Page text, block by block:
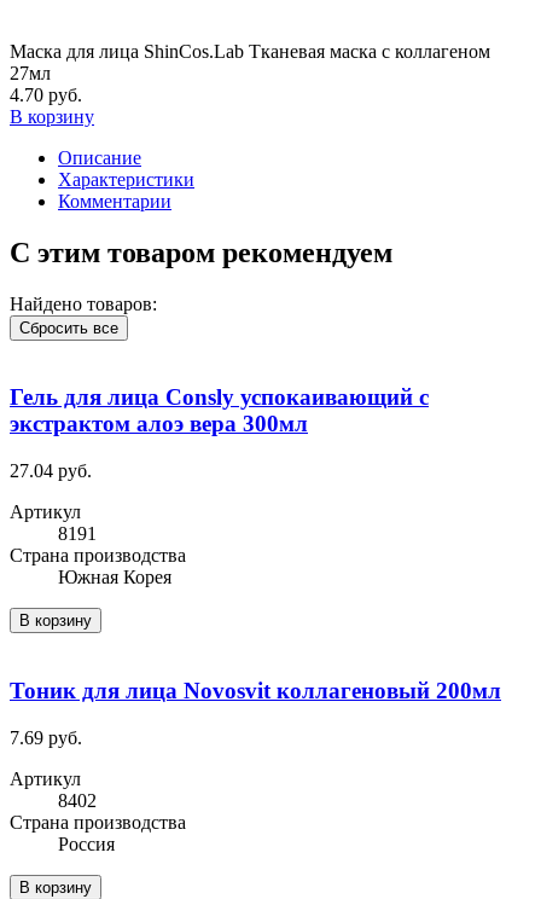
Маска для лица ShinCos.Lab Тканевая маска с коллагеном
27мл
4.70 руб.
В корзину
Описание
Характеристики
Комментарии
С этим товаром рекомендуем
Найдено товаров:
Сбросить все
Гель для лица Consly успокаивающий с
экстрактом алоэ вера 300мл
27.04 руб.
Артикул
8191
Cтрана производства
Южная Корея
В корзину
Тоник для лица Novosvit коллагеновый 200мл
7.69 руб.
Артикул
8402
Cтрана производства
Россия
В корзину